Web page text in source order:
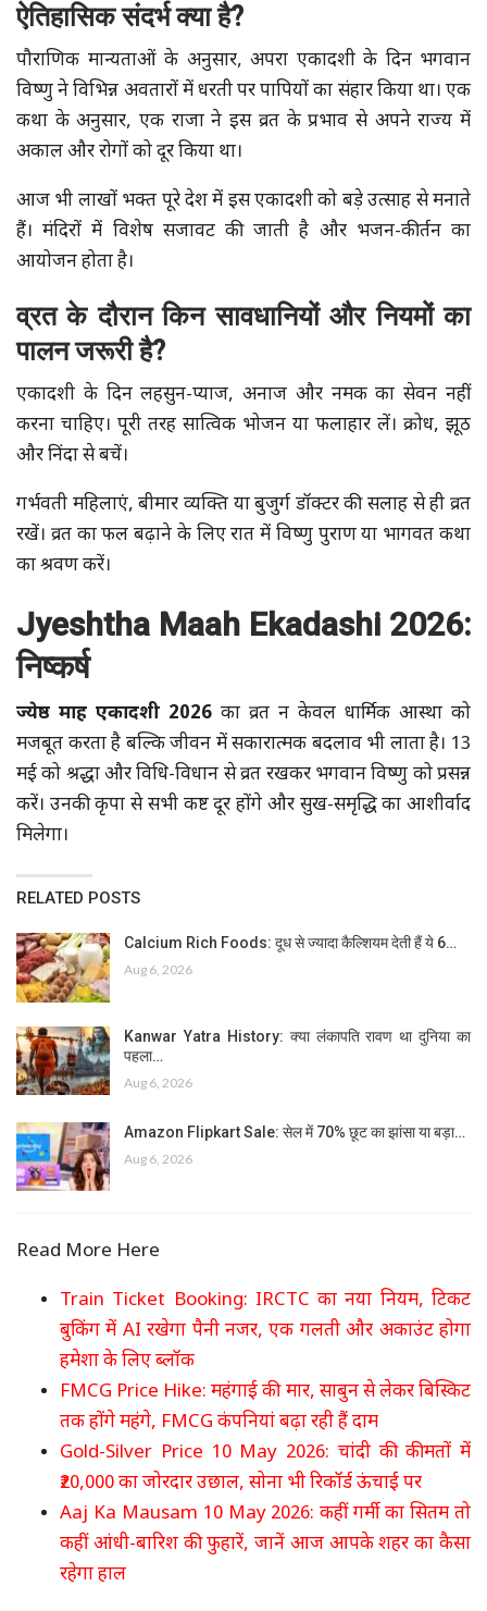
ऐतिहासिक संदर्भ क्या है?
पौराणिक मान्यताओं के अनुसार, अपरा एकादशी के दिन भगवान
विष्णु ने विभिन्न अवतारों में धरती पर पापियों का संहार किया था। एक
कथा के अनुसार, एक राजा ने इस व्रत के प्रभाव से अपने राज्य में
अकाल और रोगों को दूर किया था।
आज भी लाखों भक्त पूरे देश में इस एकादशी को बड़े उत्साह से मनाते
हैं। मंदिरों में विशेष सजावट की जाती है और भजन-कीर्तन का
आयोजन होता है।
व्रत के दौरान किन सावधानियों और नियमों का
पालन जरूरी है?
एकादशी के दिन लहसुन-प्याज, अनाज और नमक का सेवन नहीं
करना चाहिए। पूरी तरह सात्विक भोजन या फलाहार लें। क्रोध, झूठ
और निंदा से बचें।
गर्भवती महिलाएं, बीमार व्यक्ति या बुजुर्ग डॉक्टर की सलाह से ही व्रत
रखें। व्रत का फल बढ़ाने के लिए रात में विष्णु पुराण या भागवत कथा
का श्रवण करें।
Jyeshtha Maah Ekadashi 2026:
निष्कर्ष
ज्येष्ठ माह एकादशी 2026 का व्रत न केवल धार्मिक आस्था को
मजबूत करता है बल्कि जीवन में सकारात्मक बदलाव भी लाता है। 13
मई को श्रद्धा और विधि-विधान से व्रत रखकर भगवान विष्णु को प्रसन्न
करें। उनकी कृपा से सभी कष्ट दूर होंगे और सुख-समृद्धि का आशीर्वाद
मिलेगा।
RELATED POSTS
Calcium Rich Foods: दूध से ज्यादा कैल्शियम देती हैं ये 6…
Aug 6, 2026
Kanwar Yatra History: क्या लंकापति रावण था दुनिया का
पहला…
Aug 6, 2026
Amazon Flipkart Sale: सेल में 70% छूट का झांसा या बड़ा…
Aug 6, 2026
Read More Here
Train Ticket Booking: IRCTC का नया नियम, टिकट
बुकिंग में AI रखेगा पैनी नजर, एक गलती और अकाउंट होगा
हमेशा के लिए ब्लॉक
FMCG Price Hike: महंगाई की मार, साबुन से लेकर बिस्किट
तक होंगे महंगे, FMCG कंपनियां बढ़ा रही हैं दाम
Gold-Silver Price 10 May 2026: चांदी की कीमतों में
₹20,000 का जोरदार उछाल, सोना भी रिकॉर्ड ऊंचाई पर
Aaj Ka Mausam 10 May 2026: कहीं गर्मी का सितम तो
कहीं आंधी-बारिश की फुहारें, जानें आज आपके शहर का कैसा
रहेगा हाल